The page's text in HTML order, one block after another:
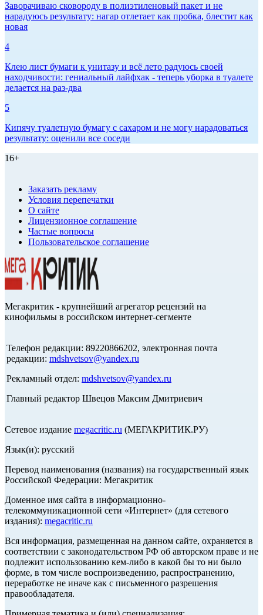
Заворачиваю сковороду в полиэтиленовый пакет и не
нарадуюсь результату: нагар отлетает как пробка, блестит как
новая
4
Клею лист бумаги к унитазу и всё лето радуюсь своей
находчивости: гениальный лайфхак - теперь уборка в туалете
делается на раз-два
5
Кипячу туалетную бумагу с сахаром и не могу нарадоваться
результату: оценили все соседи
16+
Заказать рекламу
Условия перепечатки
О сайте
Лицензионное соглашение
Частые вопросы
Пользовательское соглашение
Мегакритик - крупнейший агрегатор рецензий на
кинофильмы в российском интернет-сегменте
Телефон редакции: 89220866202, электронная почта
редакции: mdshvetsov@yandex.ru
Рекламный отдел: mdshvetsov@yandex.ru
Главный редактор Швецов Максим Дмитриевич
Сетевое издание megacritic.ru (МЕГАКРИТИК.РУ)
Язык(и): русский
Перевод наименования (названия) на государственный язык
Российской Федерации: Мегакритик
Доменное имя сайта в информационно-
телекоммуникационной сети «Интернет» (для сетевого
издания): megacritic.ru
Вся информация, размещенная на данном сайте, охраняется в
соответствии с законодательством РФ об авторском праве и не
подлежит использованию кем-либо в какой бы то ни было
форме, в том числе воспроизведению, распространению,
переработке не иначе как с письменного разрешения
правообладателя.